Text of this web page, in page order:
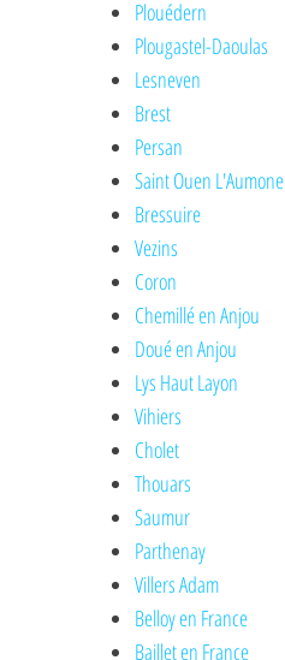
Plouédern
Plougastel-Daoulas
Lesneven
Brest
Persan
Saint Ouen L'Aumone
Bressuire
Vezins
Coron
Chemillé en Anjou
Doué en Anjou
Lys Haut Layon
Vihiers
Cholet
Thouars
Saumur
Parthenay
Villers Adam
Belloy en France
Baillet en France